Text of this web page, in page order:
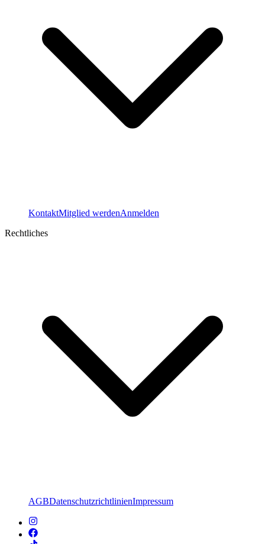
KontaktMitglied werdenAnmelden
Rechtliches
AGBDatenschutzrichtlinienImpressum